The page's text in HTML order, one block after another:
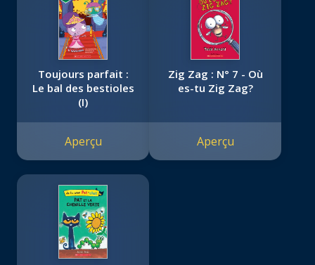
Toujours parfait :
Le bal des bestioles
(I)
Aperçu
Zig Zag : N° 7 - Où
es-tu Zig Zag?
Aperçu